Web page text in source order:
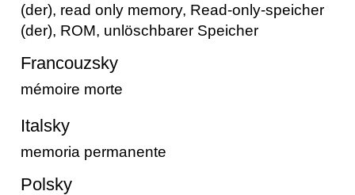
(der), read only memory, Read-only-speicher
(der), ROM, unlöschbarer Speicher
Francouzsky
mémoire morte
Italsky
memoria permanente
Polsky